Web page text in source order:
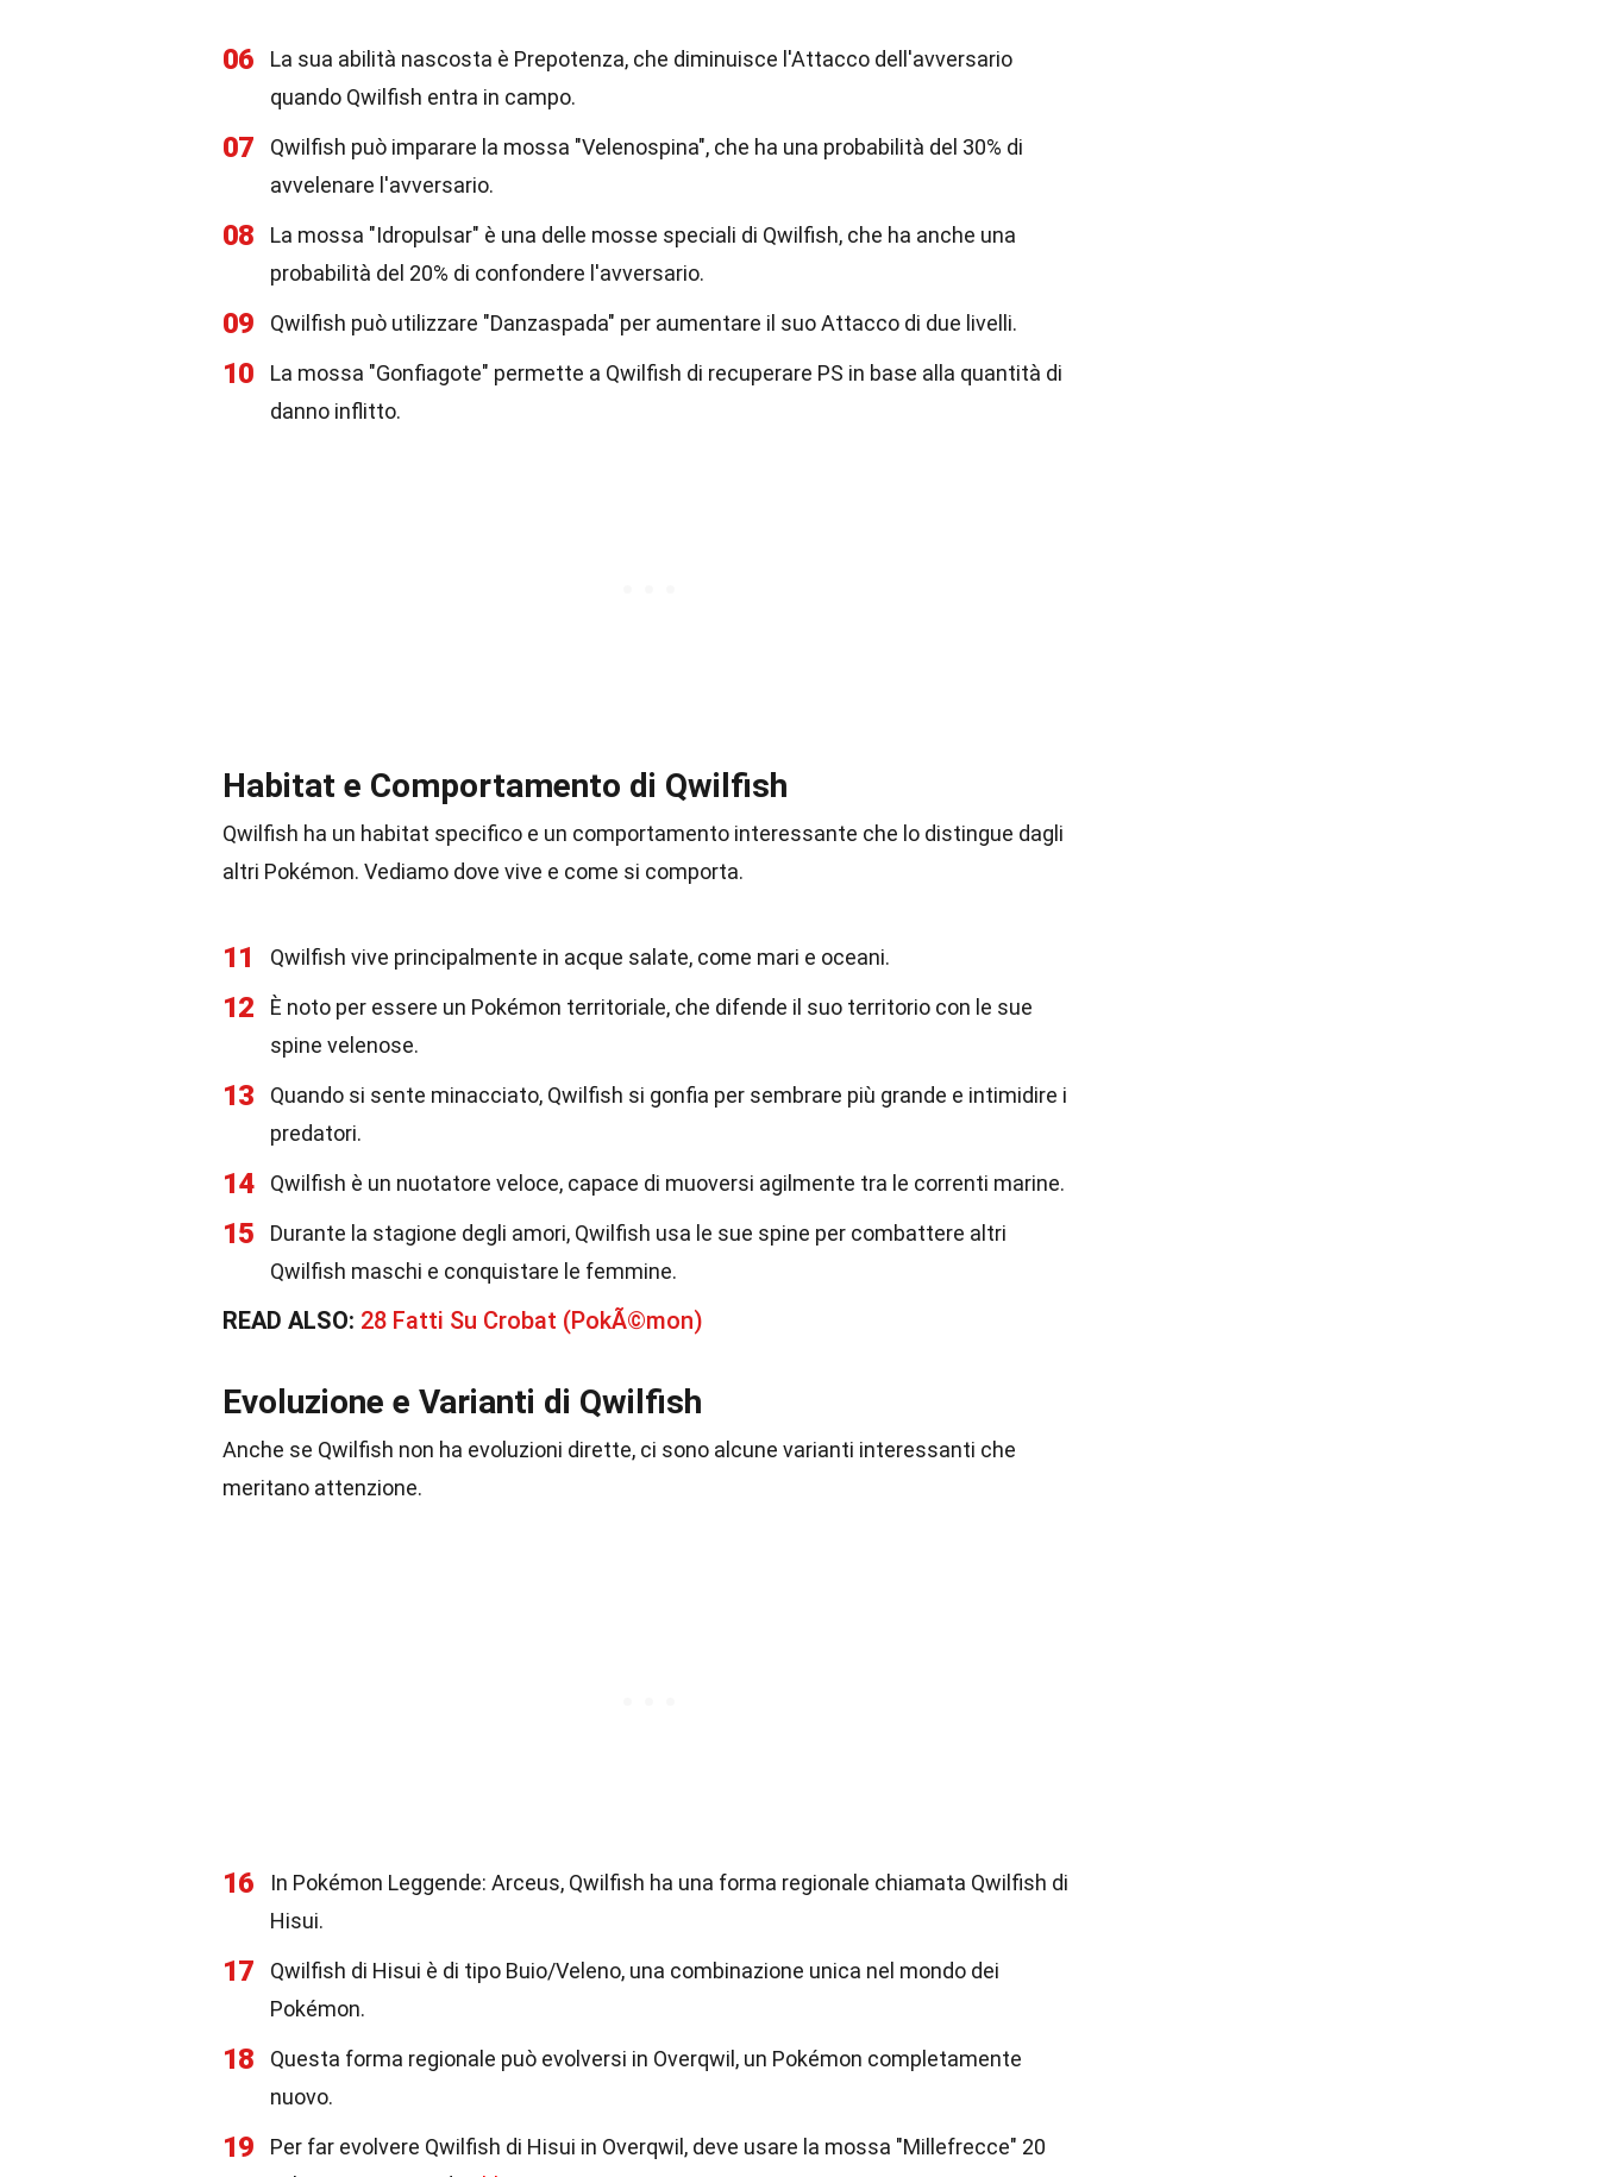
06
La sua abilità nascosta è Prepotenza, che diminuisce l'Attacco dell'avversario
quando Qwilfish entra in campo.
07
Qwilfish può imparare la mossa "Velenospina", che ha una probabilità del 30% di
avvelenare l'avversario.
08
La mossa "Idropulsar" è una delle mosse speciali di Qwilfish, che ha anche una
probabilità del 20% di confondere l'avversario.
09 Qwilfish può utilizzare "Danzaspada" per aumentare il suo Attacco di due livelli.
10
La mossa "Gonfiagote" permette a Qwilfish di recuperare PS in base alla quantità di
danno inflitto.
Habitat e Comportamento di Qwilfish
Qwilfish ha un habitat specifico e un comportamento interessante che lo distingue dagli
altri Pokémon. Vediamo dove vive e come si comporta.
11 Qwilfish vive principalmente in acque salate, come mari e oceani.
12
È noto per essere un Pokémon territoriale, che difende il suo territorio con le sue
spine velenose.
13
Quando si sente minacciato, Qwilfish si gonfia per sembrare più grande e intimidire i
predatori.
14 Qwilfish è un nuotatore veloce, capace di muoversi agilmente tra le correnti marine.
15
Durante la stagione degli amori, Qwilfish usa le sue spine per combattere altri
Qwilfish maschi e conquistare le femmine.
READ ALSO: 28 Fatti Su Crobat (PokÃ©mon)
Evoluzione e Varianti di Qwilfish
Anche se Qwilfish non ha evoluzioni dirette, ci sono alcune varianti interessanti che
meritano attenzione.
16
In Pokémon Leggende: Arceus, Qwilfish ha una forma regionale chiamata Qwilfish di
Hisui.
17
Qwilfish di Hisui è di tipo Buio/Veleno, una combinazione unica nel mondo dei
Pokémon.
18
Questa forma regionale può evolversi in Overqwil, un Pokémon completamente
nuovo.
19
Per far evolvere Qwilfish di Hisui in Overqwil, deve usare la mossa "Millefrecce" 20